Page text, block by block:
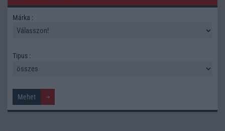
Márka :
Tipus :